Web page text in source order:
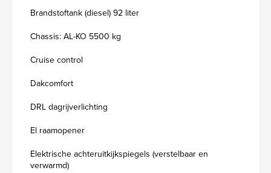
Brandstoftank (diesel) 92 liter
Chassis: AL-KO 5500 kg
Cruise control
Dakcomfort
DRL dagrijverlichting
El raamopener
Elektrische achteruitkijkspiegels (verstelbaar en
verwarmd)